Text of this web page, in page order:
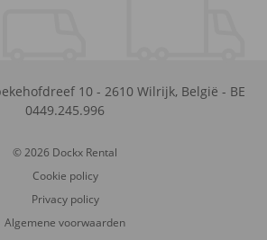
10 - 2610 Wilrijk, België - BE
0449.245.996
© 2026 Dockx Rental
Cookie policy
Privacy policy
Algemene voorwaarden